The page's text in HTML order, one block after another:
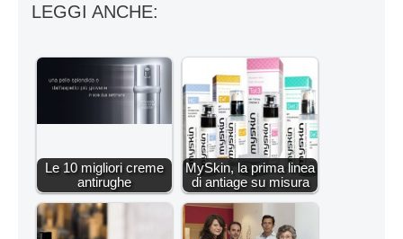
LEGGI ANCHE:
Le 10 migliori creme
antirughe
MySkin, la prima linea
di antiage su misura